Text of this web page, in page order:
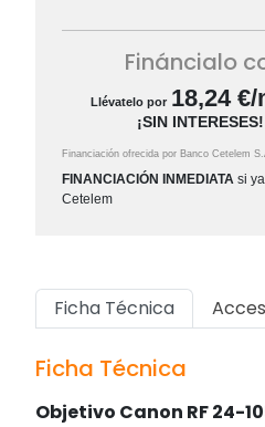
Fináncialo
Llévatelo por 18,24€/
¡SIN INTERESES!
Financiación ofrecida por Banco Cetelem
FINANCIACIÓN INMEDIATA si
Cetelem
Ficha Técnica
Ficha Técnica
Objetivo Canon RF 24-